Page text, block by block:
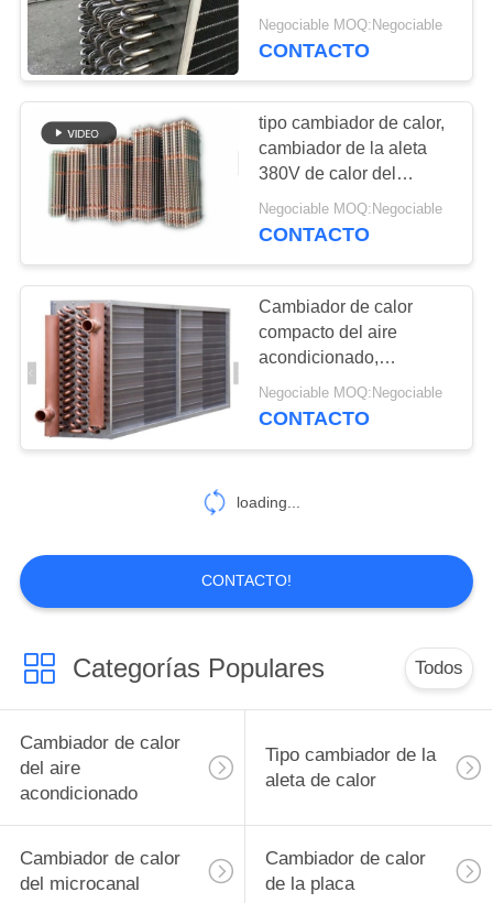
calor para la sequedad
de madera
Negociable MOQ:Negociable
CONTACTO
tipo cambiador de calor,
cambiador de la aleta
380V de calor del
congelador 50/60HZ
Negociable MOQ:Negociable
CONTACTO
Cambiador de calor
compacto del aire
acondicionado,
cambiador de calor de
aluminio de la aleta del
Negociable MOQ:Negociable
CONTACTO
loading...
CONTACTO!
Categorías Populares Todos
Cambiador de calor
del aire
acondicionado
Tipo cambiador de la
aleta de calor
Cambiador de calor
del microcanal
Cambiador de calor
de la placa